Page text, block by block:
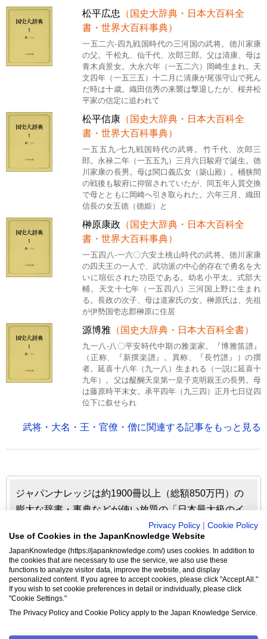
松平広忠
（国史大辞典・日本大百科全
書・世界大百科事典）
一五二六-四九戦国時代の三河国の武将。徳川家康
の父。千松丸、仙千代、次郎三郎。父は清康、母は
青木貞景女。大永六年（一五二六）岡崎生まれ。天
文四年（一五三五）十二月に清康が尾張守山で死ん
だ時は十歳。織田信秀の来襲は撃退したが、桜井松
平家の信定に追われて
松平信康 （国史大辞典・日本大百科全
書・世界大百科事典）
一五五九-七九戦国時代の武将。竹千代、次郎三
郎。永禄二年（一五五九）三月六日駿府で誕生。徳
川家康の長男。母は関口義広女（築山殿）。桶狭間
の戦後も駿府に抑留されていたが、同五年人質交換
で母とともに岡崎へ引き取られた。六年三月、織田
信長の女五徳（徳姫）と
榊原康政 （国史大辞典・日本大百科全
書・世界大百科事典）
一五四八-一六〇六安土桃山時代の武将。徳川家康
の四天王の一人で、武功派の中心的存在で勇名を大
いに喧伝された功臣である。幼名小平太。式部大
輔。天文十七年（一五四八）三河国上野に生まれ
る。長政の次子、母は道家氏の女。榊原氏は、先祖
が伊勢国壱志郡榊原に住居
源博雅 （国史大辞典・日本大百科全書）
九一八-八〇平安時代中期の雅楽家。『博雅笛譜』
（正称、『新撰楽譜』。異称、『長竹譜』）の撰
者。延喜十八年（九一八）生まれる（一説に延喜十
九年）。父は醍醐天皇第一皇子克明親王の長男。母
は藤原時平末女。承平四年（九三四）正月七日従四
位下に叙せられ
武将・大名・王・官僚・僧に関連する記事をもっと見る
ジャパンナレッジは約1900冊以上（総額850万円）の
膨大な辞書・事典などが使い放題の「日本最大級のイ
ンターネット辞書・事典・叢書サイト」です。日本国
内のみならず、海外の有名大学から図書館まで、多く
の機関で利用されています。
ジャパンナレッジの利用料金や収録辞事典について詳しく
Privacy Policy
Cookie Policy
Use of Cookies in the JapanKnowledge Website
JapanKnowledge (https://japanknowledge.com/) uses cookies. In addition to
the cookies that are necessary to use the service, we also use these
functions to analyze visitor data, improve the website, and display
personalized content. If you agree to accept cookies, please click "Accept All."
If you wish to set cookie preferences in detail or individually, please click
"Cookie Settings."
The Privacy Policy and Cookie Policy apply to the Japan Knowledge Service.